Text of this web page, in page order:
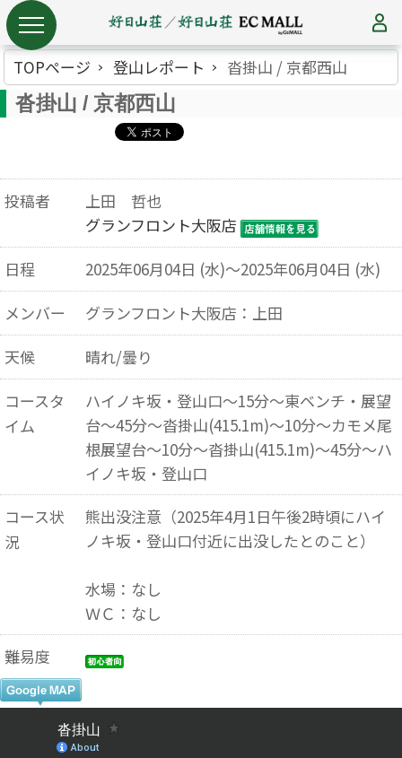
TOPページ 登山レポート 沓掛山 / 京都西山
沓掛山 / 京都西山
投稿者
上田 哲也
グランフロント大阪店
日程
2025年06月04日 (水)～2025年06月04日 (水)
メンバー
グランフロント大阪店：上田
天候
晴れ/曇り
コースタ
イム
ハイノキ坂・登山口～15分～東ベンチ・展望
台～45分～沓掛山(415.1m)～10分～カモメ尾
根展望台～10分～沓掛山(415.1m)～45分～ハ
イノキ坂・登山口
コース状
況
熊出没注意（2025年4月1日午後2時頃にハイ
ノキ坂・登山口付近に出没したとのこと）
水場：なし
ＷＣ：なし
難易度